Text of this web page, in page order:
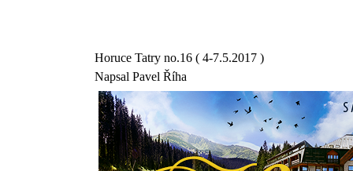
Horuce Tatry no.16 ( 4-7.5.2017 )
Napsal Pavel Říha